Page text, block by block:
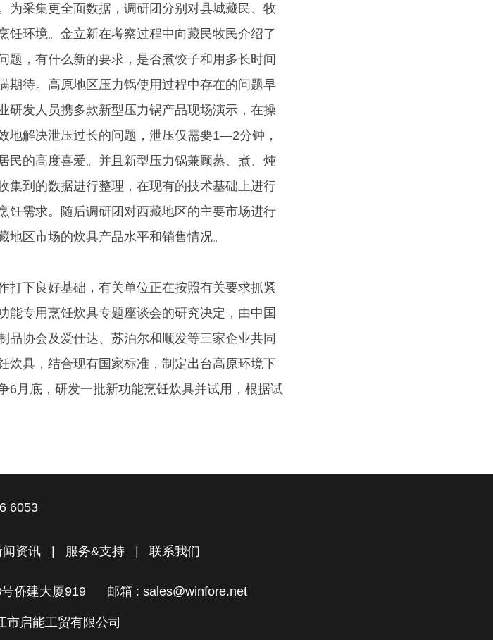
为采集更全面数据，调研团分别对县城藏民、牧
饪环境。金立新在考察过程中向藏民牧民介绍了
题，有什么新的要求，是否煮饺子和用多长时间
期待。高原地区压力锅使用过程中存在的问题早
研发人员携多款新型压力锅产品现场演示，在操
地解决泄压过长的问题，泄压仅需要1—2分钟，
民的高度喜爱。并且新型压力锅兼顾蒸、煮、炖
集到的数据进行整理，在现有的技术基础上进行
饪需求。随后调研团对西藏地区的主要市场进行
区市场的炊具产品水平和销售情况。
打下良好基础，有关单位正在按照有关要求抓紧
能专用烹饪炊具专题座谈会的研究决定，由中国
品协会及爱仕达、苏泊尔和顺发等三家企业共同
炊具，结合现有国家标准，制定出台高原环境下
6月底，研发一批新功能烹饪炊具并试用，根据试
6053
闻资讯 服务&支持 联系我们
号侨建大厦919 邮箱 : sales@winfore.net
市启能工贸有限公司